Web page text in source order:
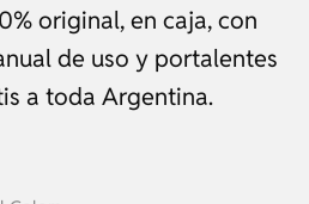
original, en caja, con
de uso y portalentes
a toda Argentina.